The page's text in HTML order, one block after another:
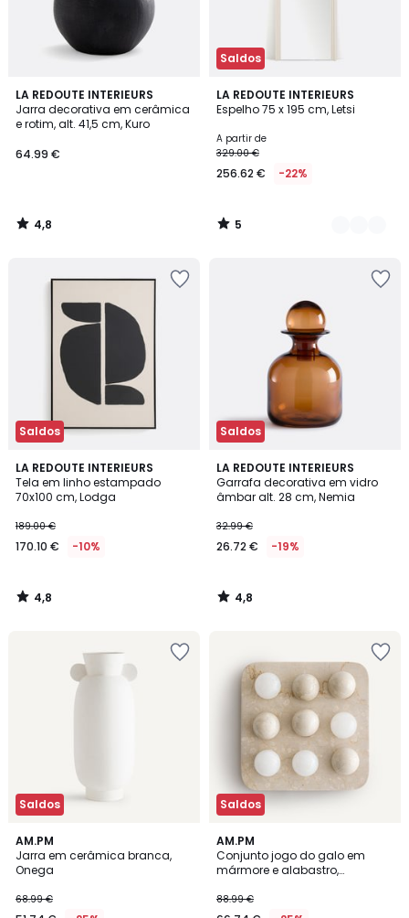
LA REDOUTE INTERIEURS
Jarra decorativa em cerâmica
e rotim, alt. 41,5 cm, Kuro
64.99 €
4,8
/ 5
4,8
/
Saldos
LA REDOUTE INTERIEURS
Espelho 75 x 195 cm, Letsi
A partir de
329.00 €
256.62 € -22%
5
/
2
Cores
5
/
Saldos
LA REDOUTE INTERIEURS
Tela em linho estampado
70x100 cm, Lodga
189.00 €
170.10 € -10%
4,8
/ 5
4,8
/
Saldos
LA REDOUTE INTERIEURS
Garrafa decorativa em vidro
âmbar alt. 28 cm, Nemia
32.99 €
26.72 € -19%
4,8
/ 5
4,8
/
Saldos
AM.PM
Jarra em cerâmica branca,
Onega
68.99 €
4,3
/ 5
Saldos
AM.PM
Conjunto jogo do galo em
mármore e alabastro,
88.99 €